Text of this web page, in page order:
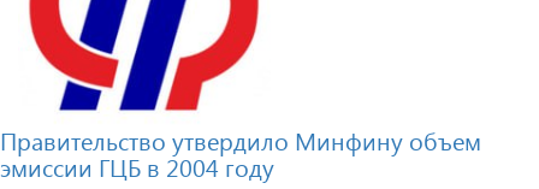
Правительство утвердило Минфину объем
эмиссии ГЦБ в 2004 году